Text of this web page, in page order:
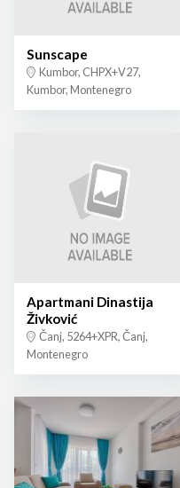
Sunscape
Kumbor, CHPX+V27,
Kumbor, Montenegro
Apartmani Dinastija
Živković
Čanj, 5264+XPR, Čanj,
Montenegro